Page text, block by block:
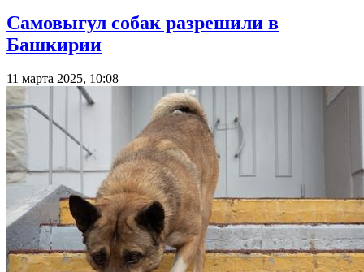
Самовыгул собак разрешили в
Башкирии
11 марта 2025, 10:08